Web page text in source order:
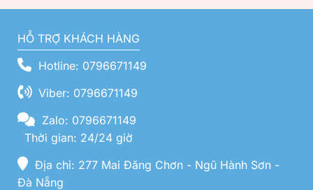
HỖ TRỢ KHÁCH HÀNG
Hotline: 0796671149
Viber: 0796671149
Zalo: 0796671149
Thời gian: 24/24 giờ
Địa chỉ: 277 Mai Đăng Chơn - Ngũ Hành Sơn -
Đà Nẵng